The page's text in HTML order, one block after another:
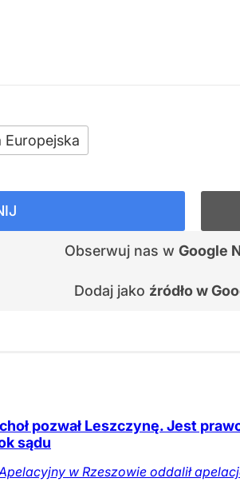
Europejska
Obserwuj nas w Google
Dodaj jako źródło w
pozwał Leszczynę. Jest
sądu
w Rzeszowie oddalił